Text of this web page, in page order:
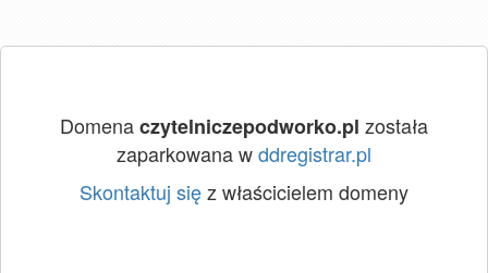
Domenaczytelniczepodworko.pl została
zaparkowana wddregistrar.pl
Skontaktuj sięz właścicielem domeny